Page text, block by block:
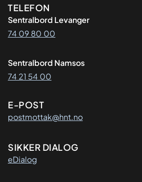
Kontaktinformasjon
TELEFON
Sentralbord Levanger
74 09 80 00
Sentralbord Namsos
74 21 54 00
E-POST
postmottak@hnt.no
SIKKER DIALOG
eDialog